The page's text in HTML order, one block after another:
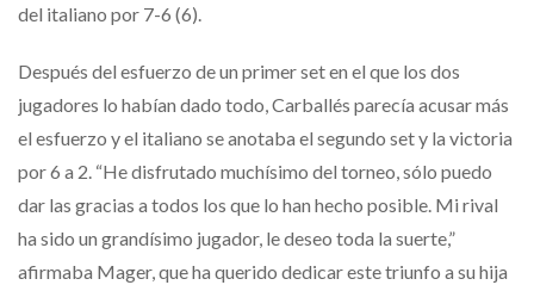
del italiano por 7-6 (6).
Después del esfuerzo de un primer set en el que los dos
jugadores lo habían dado todo, Carballés parecía acusar más
el esfuerzo y el italiano se anotaba el segundo set y la victoria
por 6 a 2. “He disfrutado muchísimo del torneo, sólo puedo
dar las gracias a todos los que lo han hecho posible. Mi rival
ha sido un grandísimo jugador, le deseo toda la suerte,”
afirmaba Mager, que ha querido dedicar este triunfo a su hija